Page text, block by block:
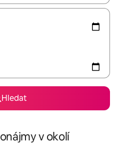
Hledat
v okolí